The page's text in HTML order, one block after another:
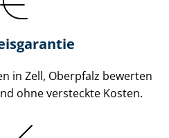
in Zell, Oberpfalz bewerten
ohne versteckte Kosten.